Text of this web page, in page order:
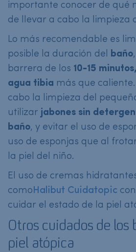
importante conocer de qué
de llevar a cabo la limpieza
Lo más recomendable es
posible la duración del baño
barrera de los 10-15 minutos,
agua tibia más que
cabo la limpieza del
utilizar jabones sin
baño, y evitar el uso de
uso de esponjas que al
la piel del niño.
El uso de cremas
comoHalibut Cuidatopic
cuidar el estado de la piel
Otros cuidados de los
piel atópica